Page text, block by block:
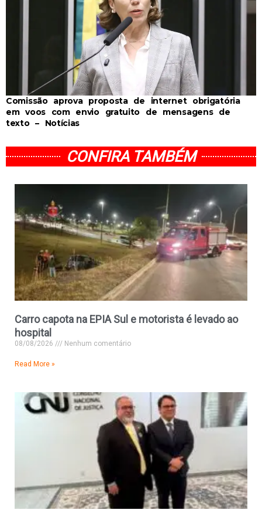
Comissão aprova proposta de internet obrigatória
em voos com envio gratuito de mensagens de
texto – Notícias
CONFIRA TAMBÉM
Carro capota na EPIA Sul e motorista é levado ao
hospital
08/08/2026 Nenhum comentário
Read More »